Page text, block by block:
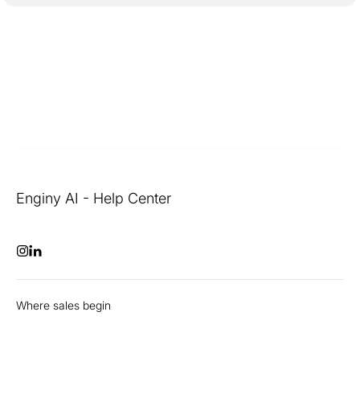
Enginy AI - Help Center
Where sales begin